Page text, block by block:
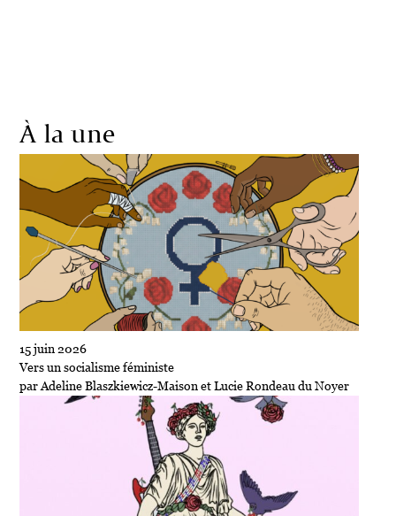
À la une
15 juin 2026
Vers un socialisme féministe
par Adeline Blaszkiewicz-Maison et Lucie Rondeau du Noyer